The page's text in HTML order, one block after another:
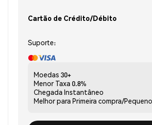
Cartão de Crédito/Débito
Suporte:
Moedas 30+
Menor Taxa 0.8%
Chegada Instantâneo
Melhor para Primeira compra/